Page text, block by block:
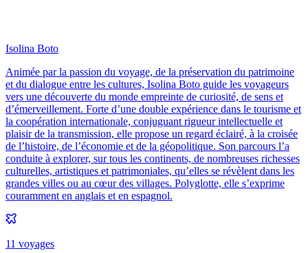
Isolina Boto
Animée par la passion du voyage, de la préservation du patrimoine
et du dialogue entre les cultures, Isolina Boto guide les voyageurs
vers une découverte du monde empreinte de curiosité, de sens et
d’émerveillement. Forte d’une double expérience dans le tourisme et
la coopération internationale, conjuguant rigueur intellectuelle et
plaisir de la transmission, elle propose un regard éclairé, à la croisée
de l’histoire, de l’économie et de la géopolitique. Son parcours l’a
conduite à explorer, sur tous les continents, de nombreuses richesses
culturelles, artistiques et patrimoniales, qu’elles se révèlent dans les
grandes villes ou au cœur des villages. Polyglotte, elle s’exprime
couramment en anglais et en espagnol.
11 voyages